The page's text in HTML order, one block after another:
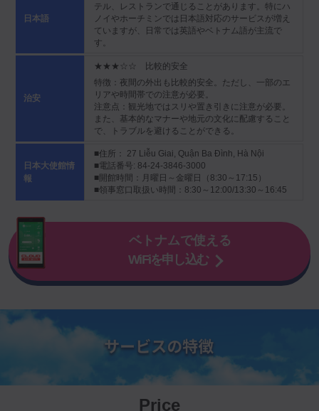
日本語
テル、レストランで通じることがあります。特にハ
ノイやホーチミンでは日本語対応のサービスが増え
ていますが、日常では英語やベトナム語が主流で
す。
治安
★★★☆☆ 比較的安全
特徴：夜間の外出も比較的安全。ただし、一部のエ
リアや時間帯での注意が必要。
注意点：観光地ではスリや置き引きに注意が必要。
また、基本的なマナーや地元の文化に配慮すること
で、トラブルを避けることができる。
日本大使館情
報
■住所： 27 Liễu Giai, Quận Ba Đình, Hà Nội
■電話番号: 84-24-3846-3000
■開館時間：月曜日～金曜日（8:30～17:15）
■領事窓口取扱い時間：8:30～12:00/13:30～16:45
ベトナムで使える
WiFiを申し込む
Price